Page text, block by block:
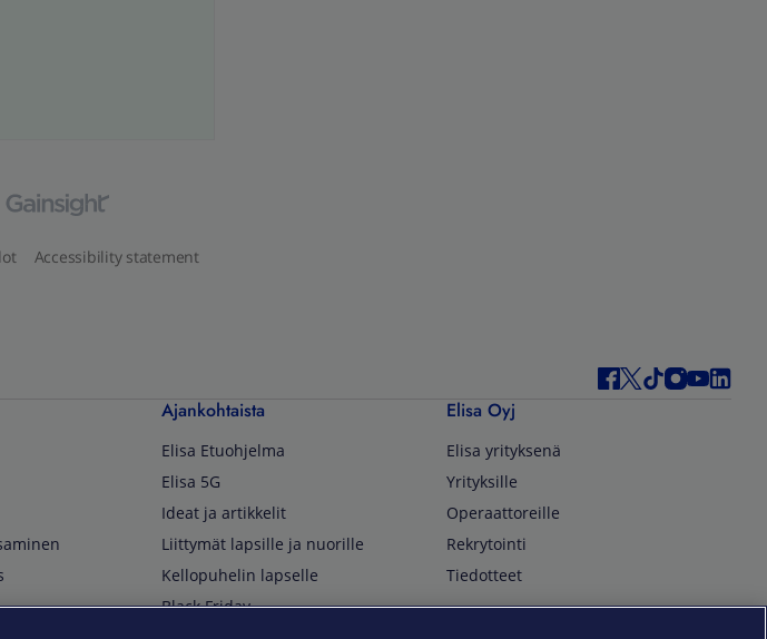
Accessibility statement
Ajankohtaista
Elisa Etuohjelma
Elisa 5G
Ideat ja artikkelit
Liittymät lapsille ja nuorille
Kellopuhelin lapselle
Black Friday
Elisa Oyj
Elisa yrityksenä
Yrityksille
Operaattoreille
Rekrytointi
Tiedotteet